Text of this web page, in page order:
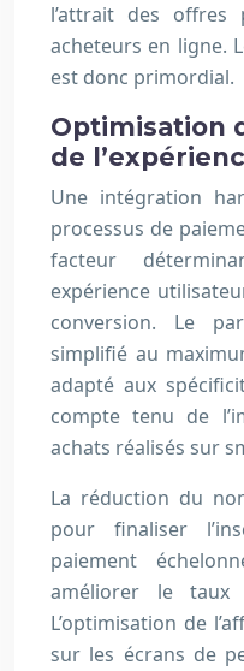
l’attrait des offres
acheteurs en ligne.
est donc primordial.
Optimisation
de
Une intégration
processus de
facteur
expérience
conversion. Le
simplifié au
adapté aux
compte tenu de
achats réalisés sur
La réduction du
pour finaliser
paiement
améliorer le taux
L’optimisation de
sur les écrans de